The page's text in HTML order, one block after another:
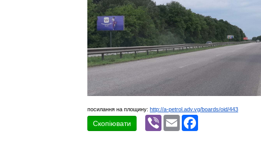
посилання на площину: http://a-petrol.adv.vg/boards/oid/443
Скопіювати
Viber Email